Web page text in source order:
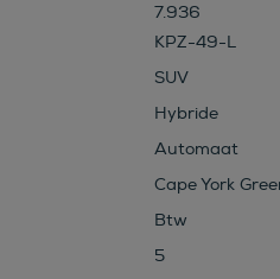
7.936
KPZ-49-L
SUV
Hybride
Automaat
Cape York
Btw
5